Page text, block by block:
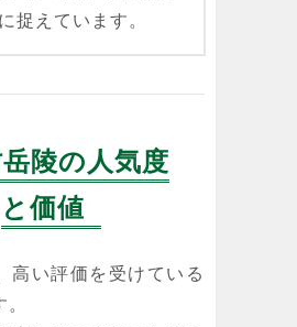
捉えています。
陵の人気度
と価値
高い評価を受けている